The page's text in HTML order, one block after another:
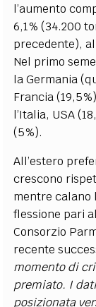
l’aumento
6,1% (34.200
precedente),
Nel primo
la Germania
Francia
l’Italia, USA
(5%).
All’estero
crescono
mentre calano
flessione pari
Consorzio
recente
momento di
premiato. I
posizionata